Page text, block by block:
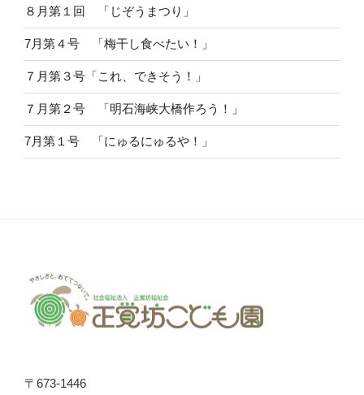
８月第１回 「じぞうまつり」
7月第４号 「梅干し食べたい！」
７月第３号「これ、できそう！」
７月第２号 「明石海峡大橋作ろう！」
7月第１号 「にゅるにゅるや！」
〒673-1446